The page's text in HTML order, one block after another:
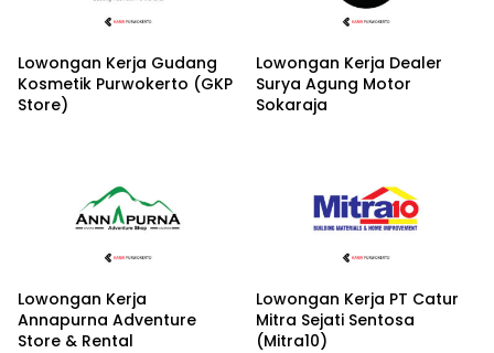
Lowongan Kerja Gudang
Kosmetik Purwokerto (GKP
Store)
Lowongan Kerja Dealer
Surya Agung Motor
Sokaraja
Lowongan Kerja
Annapurna Adventure
Store & Rental
Lowongan Kerja PT Catur
Mitra Sejati Sentosa
(Mitra10)